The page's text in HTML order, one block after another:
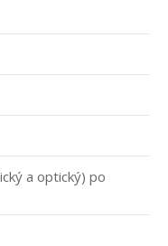
a optický) po